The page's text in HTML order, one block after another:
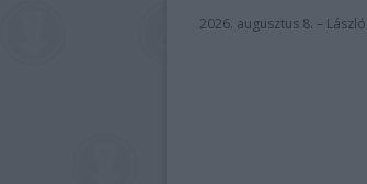
2026. augusztus 8. – László